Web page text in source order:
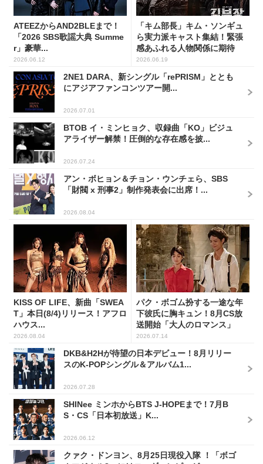
ATEEZからAND2BLEまで！
「2026 SBS歌謡大典 Summe
r」豪華...
2026.06.12
「キム部長」キム・ソンギュ
ら実力派キャスト集結！緊張
感あふれる人物関係に期待
2026.06.19
2NE1 DARA、新シングル「rePRISM」ととも
にアジアファンコンツアー開...
2026.07.01
BTOB イ・ミンヒョク、収録曲「KO」ビジュ
アライザー解禁！圧倒的な存在感を披...
2026.07.24
アン・ボヒョン＆チョン・ウンチェら、SBS
「財閥 x 刑事2」制作発表会に出席！...
2026.08.04
KISS OF LIFE、新曲「SWEA
T」本日(8/4)リリース！アフロ
ハウス...
2026.08.04
パク・ボゴム扮する一途な年
下彼氏に胸キュン！8月CS放
送開始「大人のロマンス」
韓...
2026.07.14
DKB&H2Hが待望の日本デビュー！8月リリー
スのK-POPシングル＆アルバム1...
2026.07.28
SHINee ミンホからBTS J-HOPEまで！7月B
S・CS「日本初放送」K...
2026.06.12
クァク・ドンヨン、8月25日現役入隊 ！「ボゴ